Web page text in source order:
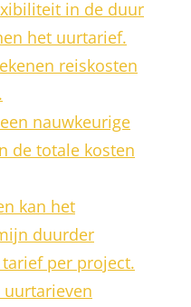
in de duur
het uurtarief.
reiskosten
nauwkeurige
de totale kosten
kan het
duurder
per project.
uurtarieven